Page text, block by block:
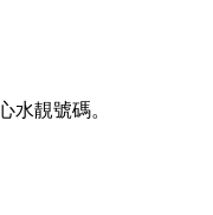
水靚號碼。